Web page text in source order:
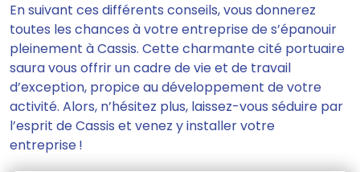
En suivant ces différents conseils, vous donnerez
toutes les chances à votre entreprise de s’épanouir
pleinement à Cassis. Cette charmante cité portuaire
saura vous offrir un cadre de vie et de travail
d’exception, propice au développement de votre
activité. Alors, n’hésitez plus, laissez-vous séduire par
l’esprit de Cassis et venez y installer votre
entreprise !